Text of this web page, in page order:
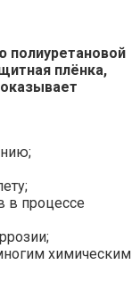
плёнка,
в процессе
химическим